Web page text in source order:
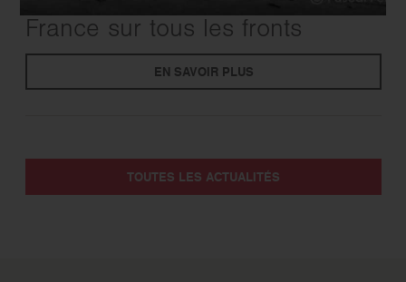
France sur tous les fronts
EN SAVOIR PLUS
TOUTES LES ACTUALITÉS